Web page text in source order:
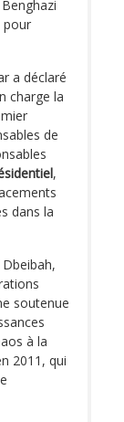
pour
a déclaré
charge la
de
,
dans la
soutenue
à la
2011, qui